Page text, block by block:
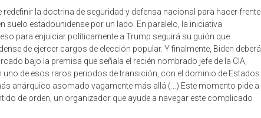
redefinir la doctrina de seguridad y defensa nacional para hacer frente
suelo estadounidense por un lado. En paralelo, la iniciativa
para enjuiciar políticamente a Trump seguirá su guión que
de ejercer cargos de elección popular. Y finalmente, Biden deberá
bajo la premisa que señala el recién nombrado jefe de la CIA,
uno de esos raros periodos de transición, con el dominio de Estados
anárquico asomado vagamente más allá (…) Este momento pide a
de orden, un organizador que ayude a navegar este complicado